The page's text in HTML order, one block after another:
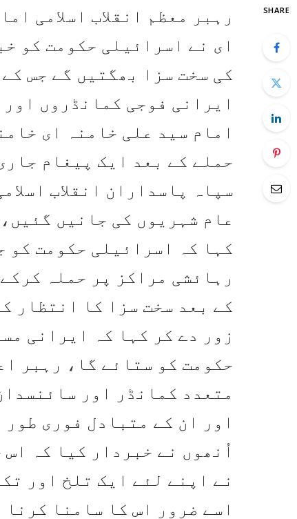
SHARE
رہبر معظم انقلاب اسلامی
ای نے اسرائیلی حکومت کو
کی سخت سزا بھگتیں گے جس
ایرانی فوجی کمانڈروں
امام سید علی خامنہ ای
حملے کے بعد ایک پیغام
سپاہ پاسداران انقلاب
عام شہریوں کی جانیں
کہا کہ اسرائیلی حکومت کو
رہائشی مراکز پر حملہ
کے بعد سخت سزا کا انتظار
زور دے کر کہا کہ ایرانی
حکومت کو ستائے گا، رہبر
متعدد کمانڈر اور
اور ان کے متبادل فوری
اُنھوں نے خبردار کیا کہ
نے اپنے لئے ایک تلخ اور
اسے ضرور اس کا سامنا